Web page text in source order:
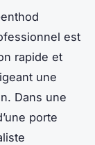
est
rapide et
une
Dans une
porte